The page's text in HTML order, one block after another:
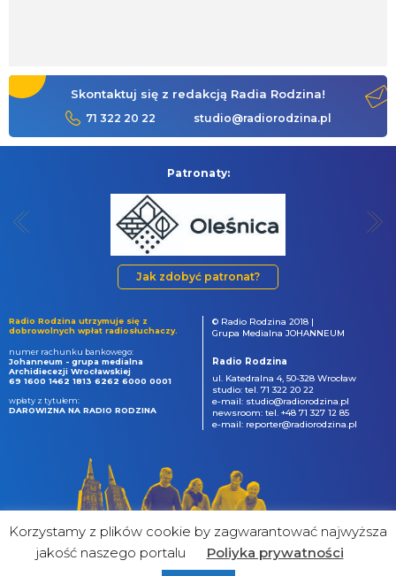
Skontaktuj się z redakcją Radia Rodzina!
71 322 20 22 studio@radiorodzina.pl
Patronaty:
Jak zdobyć patronat?
Radio Rodzina utrzymuje się z
dobrowolnych wpłat radiosłuchaczy.
numer rachunku bankowego:
Johanneum - grupa medialna
Archidiecezji Wrocławskiej
69 1600 1462 1813 6262 6000 0001
wpłaty z tytułem:
DAROWIZNA NA RADIO RODZINA
© Radio Rodzina 2018 |
Grupa Medialna JOHANNEUM
Radio Rodzina
ul. Katedralna 4, 50-328 Wrocław
studio: tel. 71 322 20 22
e-mail: studio@radiorodzina.pl
newsroom: tel. +48 71 327 12 85
e-mail: reporter@radiorodzina.pl
Korzystamy z plików cookie by zagwarantować najwyższa
jakość naszego portalu
Poliyka prywatności